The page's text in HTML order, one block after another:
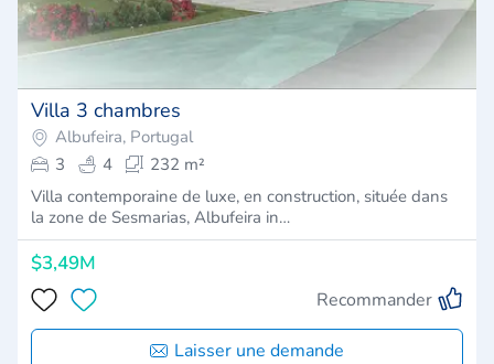
Villa 3 chambres
Albufeira, Portugal
3
4
232 m²
Villa contemporaine de luxe, en construction, située dans
la zone de Sesmarias, Albufeira in…
$3,49M
Recommander
Laisser une demande